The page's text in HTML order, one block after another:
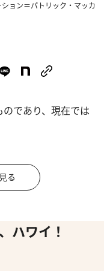
ョン＝パトリック・マッカ
であり、現在では
る
ハワイ！